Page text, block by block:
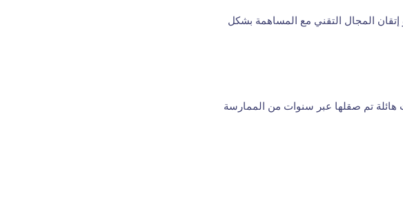
المجال التقني مع المساهمة بشكل
تم صقلها عبر سنوات من الممارسة